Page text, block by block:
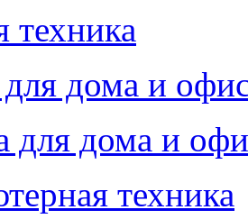
техника
дома и
для дома и
техника